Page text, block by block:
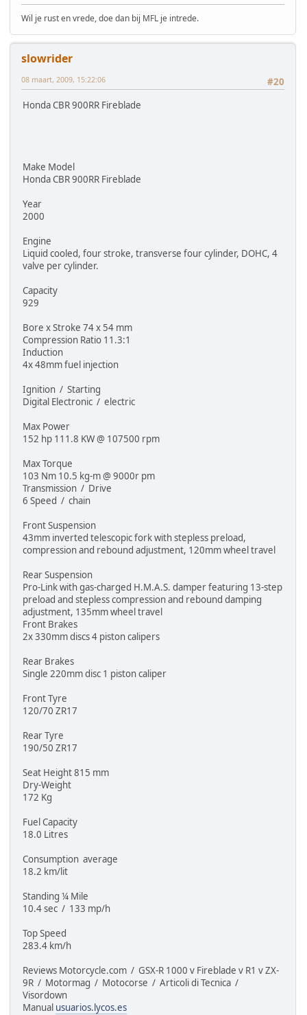
Wil je rust en vrede, doe dan bij MFL je intrede.
slowrider
#20
08 maart, 2009, 15:22:06
Honda CBR 900RR Fireblade
Make Model
Honda CBR 900RR Fireblade
Year
2000
Engine
Liquid cooled, four stroke, transverse four cylinder, DOHC, 4
valve per cylinder.
Capacity
929
Bore x Stroke 74 x 54 mm
Compression Ratio 11.3:1
Induction
4x 48mm fuel injection
Ignition / Starting
Digital Electronic / electric
Max Power
152 hp 111.8 KW @ 107500 rpm
Max Torque
103 Nm 10.5 kg-m @ 9000r pm
Transmission / Drive
6 Speed / chain
Front Suspension
43mm inverted telescopic fork with stepless preload,
compression and rebound adjustment, 120mm wheel travel
Rear Suspension
Pro-Link with gas-charged H.M.A.S. damper featuring 13-step
preload and stepless compression and rebound damping
adjustment, 135mm wheel travel
Front Brakes
2x 330mm discs 4 piston calipers
Rear Brakes
Single 220mm disc 1 piston caliper
Front Tyre
120/70 ZR17
Rear Tyre
190/50 ZR17
Seat Height 815 mm
Dry-Weight
172 Kg
Fuel Capacity
18.0 Litres
Consumption average
18.2 km/lit
Standing ¼ Mile
10.4 sec / 133 mp/h
Top Speed
283.4 km/h
Reviews Motorcycle.com / GSX-R 1000 v Fireblade v R1 v ZX-
9R / Motormag / Motocorse / Articoli di Tecnica /
Visordown
Manual usuarios.lycos.es